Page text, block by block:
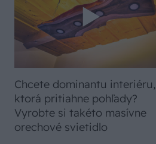
Chcete dominantu interiéru,
ktorá pritiahne pohľady?
Vyrobte si takéto masívne
orechové svietidlo